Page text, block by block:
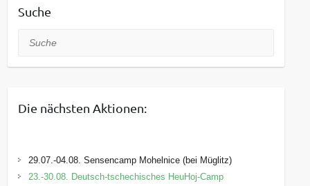
Suche
Suche
Die nächsten Aktionen:
29.07.-04.08. Sensencamp Mohelnice (bei Müglitz)
23.-30.08. Deutsch-tschechisches HeuHoj-Camp